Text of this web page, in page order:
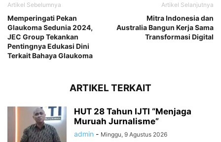
Artikel Sebelumnya
Memperingati Pekan
Glaukoma Sedunia 2024,
JEC Group Tekankan
Pentingnya Edukasi Dini
Terkait Bahaya Glaukoma
Artikel Selanjutnya
Mitra Indonesia dan
Australia Bangun Kerja Sama
Transformasi Digital
ARTIKEL TERKAIT
HUT 28 Tahun IJTI “Menjaga
Muruah Jurnalisme”
admin - Minggu, 9 Agustus 2026